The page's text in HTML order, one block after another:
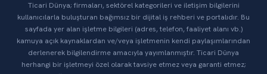
Ticari Dünya; firmaları, sektörel kategorileri ve iletişim bilgilerini
kullanıcılarla buluşturan bağımsız bir dijital iş rehberi ve portalıdır. Bu
sayfada yer alan işletme bilgileri (adres, telefon, faaliyet alanı vb.)
kamuya açık kaynaklardan ve/veya işletmenin kendi paylaşımlarından
derlenerek bilgilendirme amacıyla yayımlanmıştır. Ticari Dünya
herhangi bir işletmeyi özel olarak tavsiye etmez veya garanti etmez;